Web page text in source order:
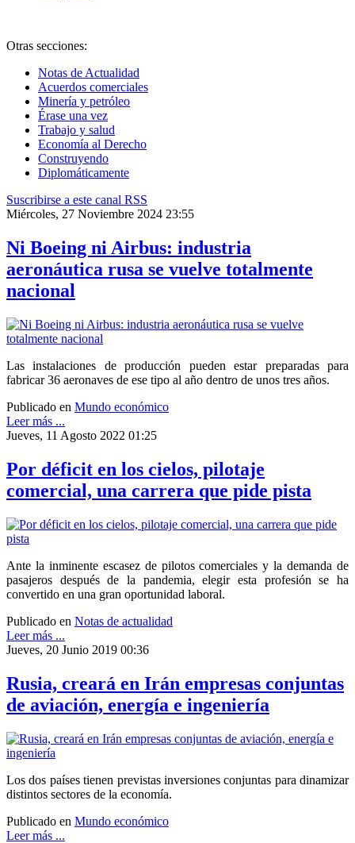
Otras secciones:
Notas de Actualidad
Acuerdos comerciales
Minería y petróleo
Érase una vez
Trabajo y salud
Economía al Derecho
Construyendo
Diplomáticamente
Suscribirse a este canal RSS
Miércoles, 27 Noviembre 2024 23:55
Ni Boeing ni Airbus: industria
aeronáutica rusa se vuelve totalmente
nacional
Las instalaciones de producción pueden estar preparadas para
fabricar 36 aeronaves de ese tipo al año dentro de unos tres años.
Publicado en Mundo económico
Leer más ...
Jueves, 11 Agosto 2022 01:25
Por déficit en los cielos, pilotaje
comercial, una carrera que pide pista
Ante la inminente escasez de pilotos comerciales y la demanda de
pasajeros después de la pandemia, elegir esta profesión se ha
convertido en una gran oportunidad laboral.
Publicado en Notas de actualidad
Leer más ...
Jueves, 20 Junio 2019 00:36
Rusia, creará en Irán empresas conjuntas
de aviación, energía e ingeniería
Los dos países tienen previstas inversiones conjuntas para dinamizar
distintos sectores de la economía.
Publicado en Mundo económico
Leer más ...